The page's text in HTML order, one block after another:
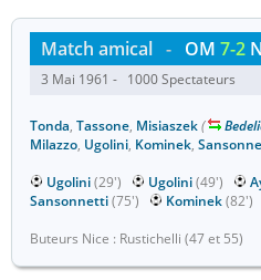
Match amical - OM 7-2
3 Mai 1961 - 1000 Spectateurs
Tonda, Tassone, Misiaszek(
Milazzo, Ugolini, Kominek,
Ugolini(29') Ugolini(49')
Sansonnetti(75') Kominek(82')
Buteurs Nice : Rustichelli (47 et 55)